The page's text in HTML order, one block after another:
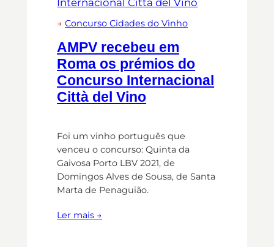
→Concurso Cidades do Vinho
AMPV recebeu em
Roma os prémios do
Concurso Internacional
Città del Vino
Foi um vinho português que
venceu o concurso: Quinta da
Gaivosa Porto LBV 2021, de
Domingos Alves de Sousa, de Santa
Marta de Penaguião.
Ler mais →